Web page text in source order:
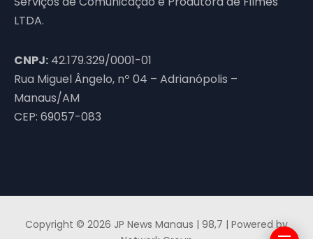
LTDA.
CNPJ: 42.179.329/0001-01
Rua Miguel Ângelo, nº 04 – Adrianópolis –
Manaus/AM
CEP: 69057-083
Copyright © 2026 JP News Manaus | 98,7 | Powered by